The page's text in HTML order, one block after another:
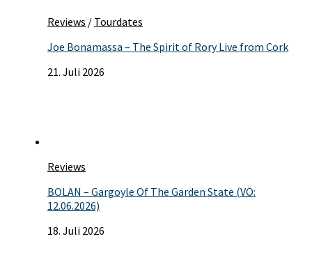
Reviews / Tourdates
Joe Bonamassa – The Spirit of Rory Live from Cork
21. Juli 2026
Reviews
BOLAN – Gargoyle Of The Garden State (VÖ:
12.06.2026)
18. Juli 2026